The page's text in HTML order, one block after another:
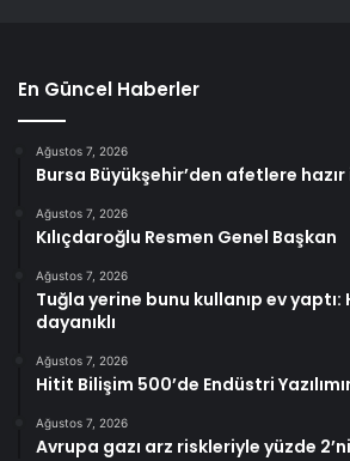
En Güncel Haberler
Ağustos 7, 2026
Bursa Büyükşehir’den afetlere
Ağustos 7, 2026
Kılıçdaroğlu Resmen Genel Başkan
Ağustos 7, 2026
Tuğla yerine bunu kullanıp ev
dayanıklı
Ağustos 7, 2026
Hitit Bilişim 500’de Endüstri
Ağustos 7, 2026
Avrupa gazı arz riskleriyle yüzde